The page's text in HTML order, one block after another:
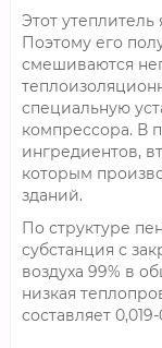
Этот
Поэтому его
смешиваются
специальную
компрессора. В
ингредиентов,
которым
зданий.
По структуре
субстанция с
воздуха 99% в
низкая
составляет